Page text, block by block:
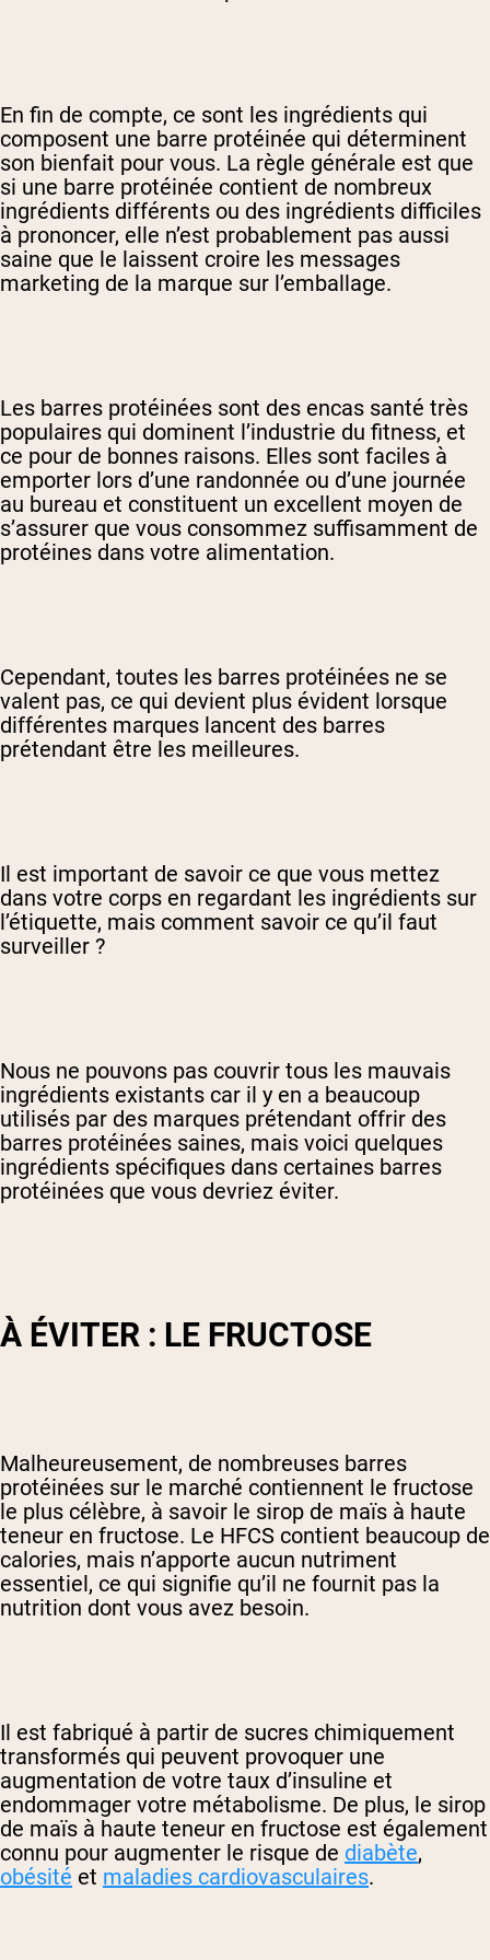
En fin de compte, ce sont les ingrédients qui
composent une barre protéinée qui déterminent
son bienfait pour vous. La règle générale est que
si une barre protéinée contient de nombreux
ingrédients différents ou des ingrédients difficiles
à prononcer, elle n’est probablement pas aussi
saine que le laissent croire les messages
marketing de la marque sur l’emballage.
Les barres protéinées sont des encas santé très
populaires qui dominent l’industrie du fitness, et
ce pour de bonnes raisons. Elles sont faciles à
emporter lors d’une randonnée ou d’une journée
au bureau et constituent un excellent moyen de
s’assurer que vous consommez suffisamment de
protéines dans votre alimentation.
Cependant, toutes les barres protéinées ne se
valent pas, ce qui devient plus évident lorsque
différentes marques lancent des barres
prétendant être les meilleures.
Il est important de savoir ce que vous mettez
dans votre corps en regardant les ingrédients sur
l’étiquette, mais comment savoir ce qu’il faut
surveiller ?
Nous ne pouvons pas couvrir tous les mauvais
ingrédients existants car il y en a beaucoup
utilisés par des marques prétendant offrir des
barres protéinées saines, mais voici quelques
ingrédients spécifiques dans certaines barres
protéinées que vous devriez éviter.
À ÉVITER : LE FRUCTOSE
Malheureusement, de nombreuses barres
protéinées sur le marché contiennent le fructose
le plus célèbre, à savoir le sirop de maïs à haute
teneur en fructose. Le HFCS contient beaucoup de
calories, mais n’apporte aucun nutriment
essentiel, ce qui signifie qu’il ne fournit pas la
nutrition dont vous avez besoin.
Il est fabriqué à partir de sucres chimiquement
transformés qui peuvent provoquer une
augmentation de votre taux d’insuline et
endommager votre métabolisme. De plus, le sirop
de maïs à haute teneur en fructose est également
connu pour augmenter le risque de diabète,
obésité et maladies cardiovasculaires.